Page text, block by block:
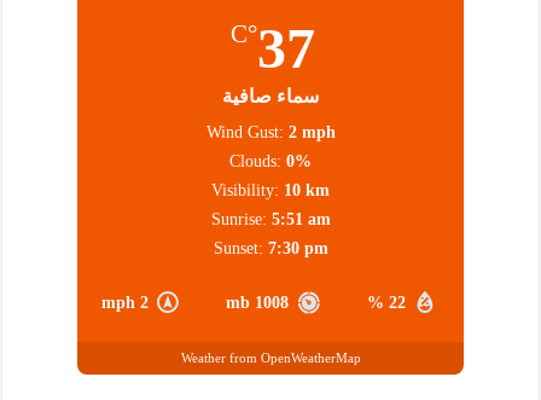
37
°C
سماء صافية
22 %
1008 mb
2 mph
Wind Gust: 2 mph
Clouds: 0%
Visibility: 10 km
Sunrise: 5:51 am
Sunset: 7:30 pm
Weather from OpenWeatherMap